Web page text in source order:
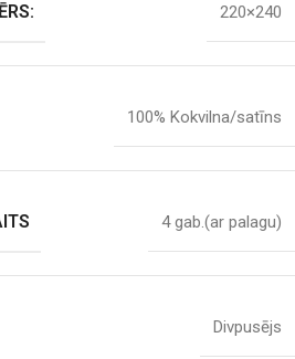
220×240
100% Kokvilna/satīns
4 gab.(ar palagu)
Divpusējs